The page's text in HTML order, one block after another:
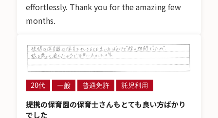
effortlessly. Thank you for the amazing few
months.
20代 一般 普通免許 託児利用
提携の保育園の保育士さんもとても良い方ばかり
でした